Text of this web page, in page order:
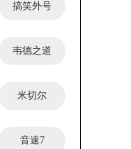
搞笑外号
韦德之道
米切尔
音速7